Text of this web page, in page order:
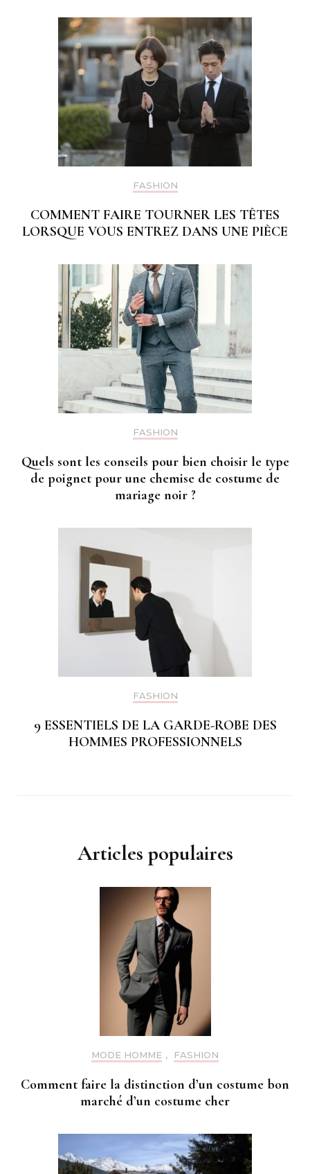
FASHION
COMMENT FAIRE TOURNER LES TÊTES
LORSQUE VOUS ENTREZ DANS UNE PIÈCE
FASHION
Quels sont les conseils pour bien choisir le type
de poignet pour une chemise de costume de
mariage noir ?
FASHION
9 ESSENTIELS DE LA GARDE-ROBE DES
HOMMES PROFESSIONNELS
Articles populaires
MODE HOMME , FASHION
Comment faire la distinction d’un costume bon
marché d’un costume cher